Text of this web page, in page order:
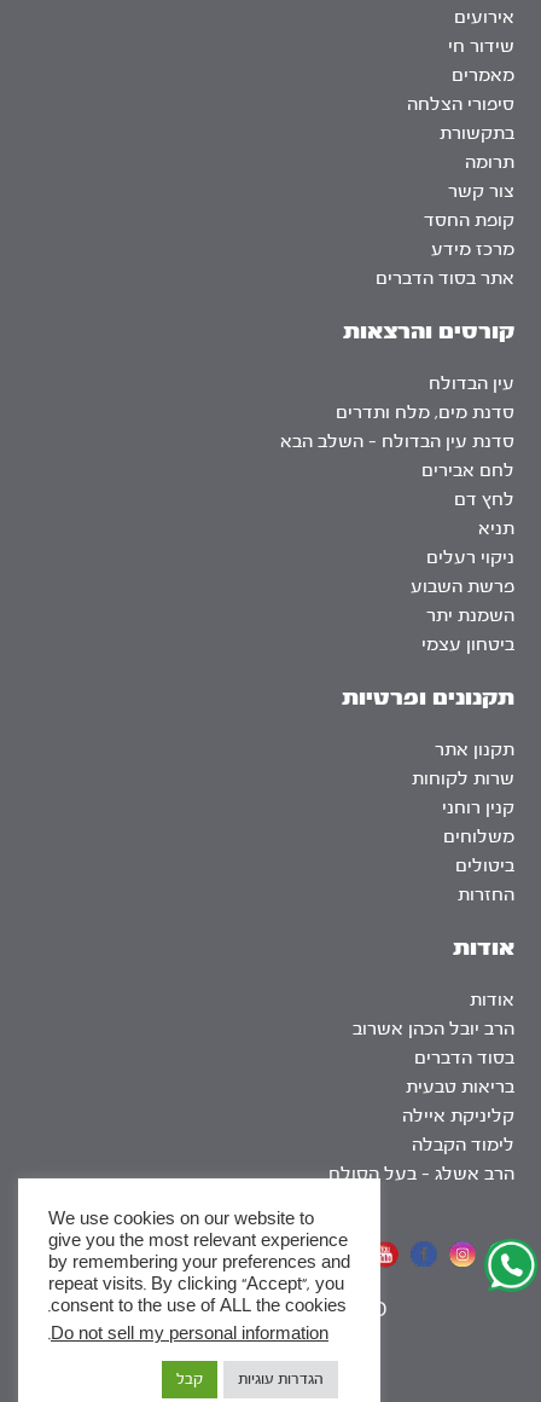
אודות
אודות
הרב יובל הכהן אשרוב
בסוד הדברים
בריאות טבעית
קליניקת איילה
לימוד הקבלה
הרב אשלג – בעל הסולם
אירועים
שידור חי
מאמרים
סיפורי הצלחה
בתקשורת
תרומה
צור קשר
קופת החסד
מרכז מידע
אתר בסוד הדברים
קורסים והרצאות
עין הבדולח
סדנת מים, מלח ותדרים
סדנת עין הבדולח – השלב הבא
לחם אבירים
לחץ דם
תניא
ניקוי רעלים
פרשת השבוע
השמנת יתר
ביטחון עצמי
תקנונים ופרטיות
תקנון אתר
שרות לקוחות
קנין רוחני
משלוחים
ביטולים
החזרות
אתר שומר שבת
SEO
|
We use cookies on our website to
give you the most relevant experience
by remembering your preferences and
repeat visits. By clicking “Accept”, you
consent to the use of ALL the cookies.
Do not sell my personal information
.
הגדרות עוגיות קבל
x